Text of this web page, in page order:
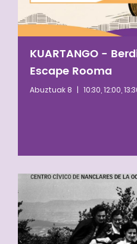
KUARTANGO -
Escape Rooma
Abuztuak 8 | 10:30, 12:00,